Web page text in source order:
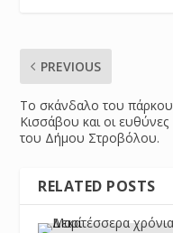
PREVIOUS
Το σκάνδαλο του πάρκου
Κισσάβου και οι ευθύνες
του Δήμου Στροβόλου.
RELATED POSTS